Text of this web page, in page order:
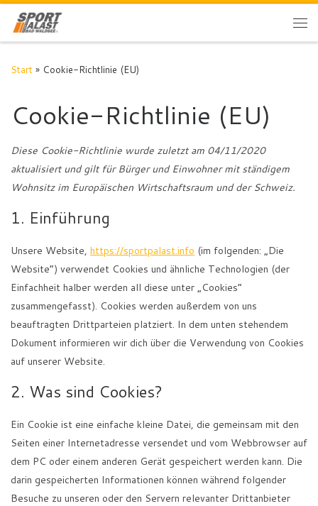
Zum Inhalt springen
Start » Cookie-Richtlinie (EU)
Cookie-Richtlinie (EU)
Diese Cookie-Richtlinie wurde zuletzt am 04/11/2020
aktualisiert und gilt für Bürger und Einwohner mit ständigem
Wohnsitz im Europäischen Wirtschaftsraum und der Schweiz.
1. Einführung
Unsere Website, https://sportpalast.info (im folgenden: „Die
Website“) verwendet Cookies und ähnliche Technologien (der
Einfachheit halber werden all diese unter „Cookies“
zusammengefasst). Cookies werden außerdem von uns
beauftragten Drittparteien platziert. In dem unten stehendem
Dokument informieren wir dich über die Verwendung von Cookies
auf unserer Website.
2. Was sind Cookies?
Ein Cookie ist eine einfache kleine Datei, die gemeinsam mit den
Seiten einer Internetadresse versendet und vom Webbrowser auf
dem PC oder einem anderen Gerät gespeichert werden kann. Die
darin gespeicherten Informationen können während folgender
Besuche zu unseren oder den Servern relevanter Drittanbieter